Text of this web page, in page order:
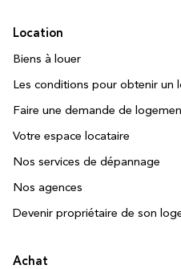
Location
Biens à louer
Les conditions pour obtenir un
Faire une demande de
Votre espace locataire
Nos services de dépannage
Nos agences
Devenir propriétaire de son
Achat